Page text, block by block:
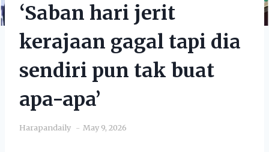
‘Saban hari jerit
kerajaan gagal tapi dia
sendiri pun tak buat
apa-apa’
Harapandaily May 9, 2026